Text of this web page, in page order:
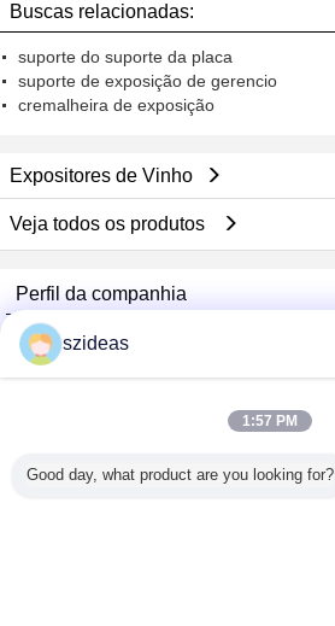
Buscas relacionadas:
suporte do suporte da placa
suporte de exposição de gerencio
cremalheira de exposição
Expositores de Vinho
Veja todos os produtos
Perfil da companhia
China Acrylic Product Online Market
Fornecedores Verified
Verified Suplier
szideas
1:57 PM
Good day, what product are you looking for?